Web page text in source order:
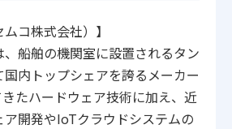
コ株式会社）】
船舶の機関室に設置されるタン
内トップシェアを誇るメーカー
たハードウェア技術に加え、近
開発やIoTクラウドシステムの